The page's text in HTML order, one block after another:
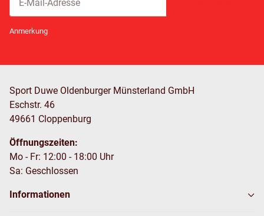
Anmerkung
Sport Duwe Oldenburger Münsterland GmbH
Eschstr. 46
49661 Cloppenburg
Öffnungszeiten:
Mo - Fr: 12:00 - 18:00 Uhr
Sa: Geschlossen
Informationen